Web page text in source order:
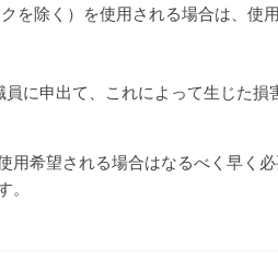
を除く）を使用される場合は、
申出て、これによって生じた損
用希望される場合はなるべく早く